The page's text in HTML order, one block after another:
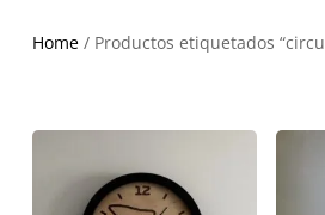
Home/ Productos etiquetados